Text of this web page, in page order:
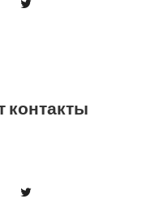
контакты